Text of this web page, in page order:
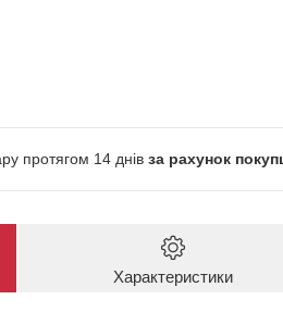
протягом 14 днів за рахунок
Характеристики